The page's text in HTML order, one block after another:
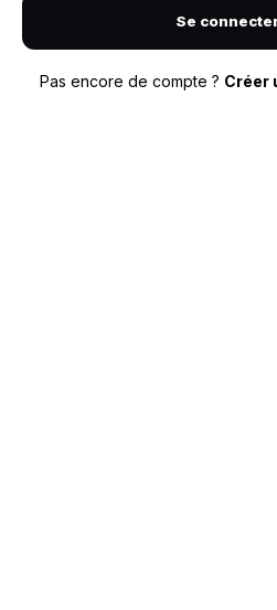
Se
Pas encore de compte ? Créer